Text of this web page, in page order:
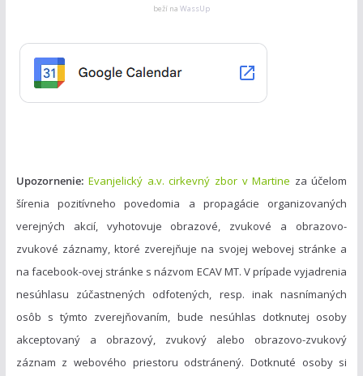
r
beží na WassUp
Upozornenie: Evanjelický a.v. cirkevný zbor v Martine za účelom
šírenia pozitívneho povedomia a propagácie organizovaných
verejných akcií, vyhotovuje obrazové, zvukové a obrazovo-
zvukové záznamy, ktoré zverejňuje na svojej webovej stránke a
na facebook-ovej stránke s názvom ECAV MT. V prípade vyjadrenia
nesúhlasu zúčastnených odfotených, resp. inak nasnímaných
osôb s týmto zverejňovaním, bude nesúhlas dotknutej osoby
akceptovaný a obrazový, zvukový alebo obrazovo-zvukový
záznam z webového priestoru odstránený. Dotknuté osoby si